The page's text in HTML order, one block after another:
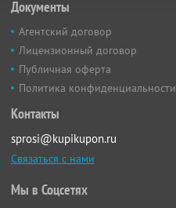
Документы
Агентский договор
Лицензионный договор
Публичная оферта
Политика конфиденциальности
Контакты
sprosi@kupikupon.ru
Связаться с нами
Мы в Соцсетях